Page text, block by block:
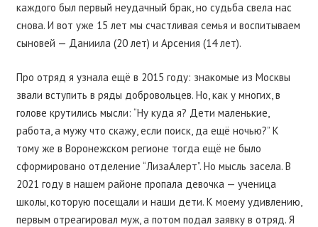
каждого был первый неудачный брак, но судьба свела нас
снова. И вот уже 15 лет мы счастливая семья и воспитываем
сыновей — Даниила (20 лет) и Арсения (14 лет).
Про отряд я узнала ещё в 2015 году: знакомые из Москвы
звали вступить в ряды добровольцев. Но, как у многих, в
голове крутились мысли: “Ну куда я? Дети маленькие,
работа, а мужу что скажу, если поиск, да ещё ночью?” К
тому же в Воронежском регионе тогда ещё не было
сформировано отделение “ЛизаАлерт”. Но мысль засела. В
2021 году в нашем районе пропала девочка — ученица
школы, которую посещали и наши дети. К моему удивлению,
первым отреагировал муж, а потом подал заявку в отряд. Я